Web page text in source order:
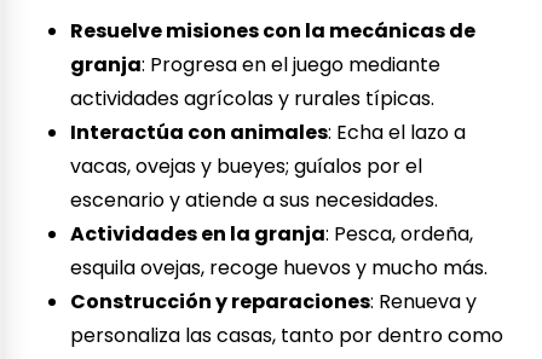
Resuelve misiones con la mecánicas de
granja: Progresa en el juego mediante
actividades agrícolas y rurales típicas.
Interactúa con animales: Echa el lazo a
vacas, ovejas y bueyes; guíalos por el
escenario y atiende a sus necesidades.
Actividades en la granja: Pesca, ordeña,
esquila ovejas, recoge huevos y mucho más.
Construcción y reparaciones: Renueva y
personaliza las casas, tanto por dentro como